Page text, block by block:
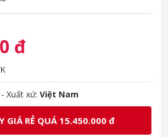
đ
- Xuất xứ: Việt Nam
GIÁ RẺ QUÁ 15.450.000 đ